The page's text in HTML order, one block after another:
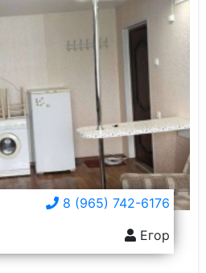
8 (965) 742-6176
Егор